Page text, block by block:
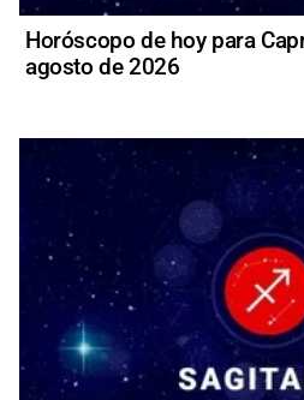
Horóscopo de hoy para
agosto de 2026